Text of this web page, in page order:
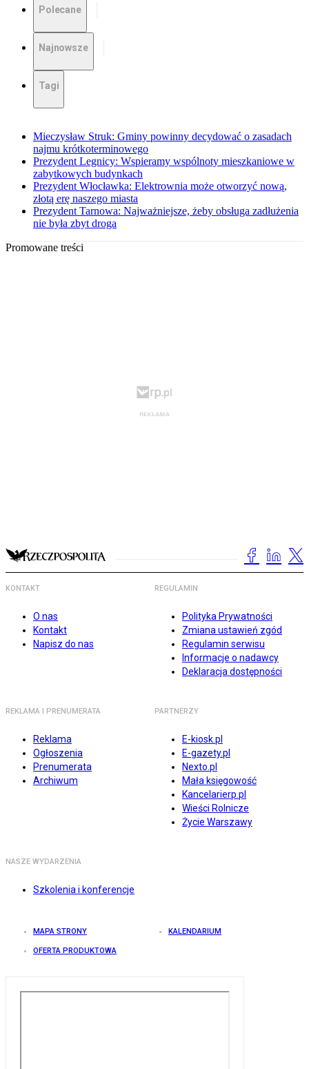
Polecane
Najnowsze
Tagi
Mieczysław Struk: Gminy powinny decydować o zasadach
najmu krótkoterminowego
Prezydent Legnicy: Wspieramy wspólnoty mieszkaniowe w
zabytkowych budynkach
Prezydent Włocławka: Elektrownia może otworzyć nową,
złotą erę naszego miasta
Prezydent Tarnowa: Najważniejsze, żeby obsługa zadłużenia
nie była zbyt droga
Promowane treści
KONTAKT
O nas
Kontakt
Napisz do nas
REGULAMIN
Polityka Prywatności
Zmiana ustawień zgód
Regulamin serwisu
Informacje o nadawcy
Deklaracja dostępności
REKLAMA I PRENUMERATA
Reklama
Ogłoszenia
Prenumerata
Archiwum
PARTNERZY
E-kiosk.pl
E-gazety.pl
Nexto.pl
Mała księgowość
Kancelarierp.pl
Wieści Rolnicze
Życie Warszawy
NASZE WYDARZENIA
Szkolenia i konferencje
MAPA STRONY KALENDARIUM
OFERTA PRODUKTOWA